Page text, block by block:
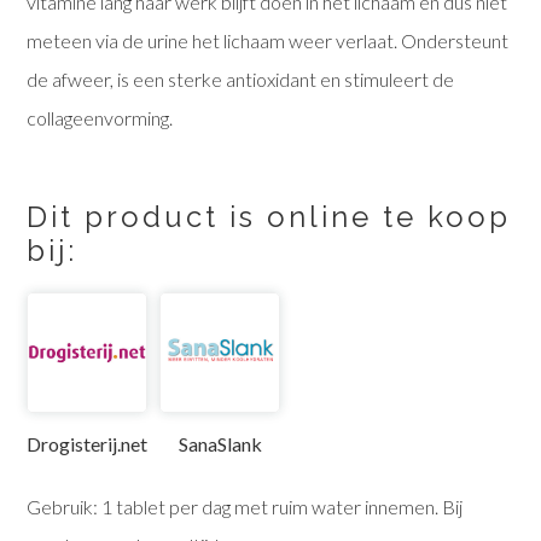
meteen via de urine het lichaam weer verlaat. Ondersteunt
de afweer, is een sterke antioxidant en stimuleert de
collageenvorming.
Dit product is online te koop
bij:
Drogisterij.net SanaSlank
Gebruik: 1 tablet per dag met ruim water innemen. Bij